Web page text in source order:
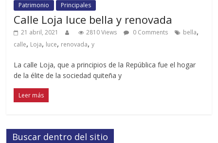
Patrimonio
Principales
Calle Loja luce bella y renovada
21 abril, 2021 2810 Views 0 Comments bella,
calle, Loja, luce, renovada,y
La calle Loja, que a principios de la República fue el hogar
de la élite de la sociedad quiteña y
Leer más
Buscar dentro del sitio